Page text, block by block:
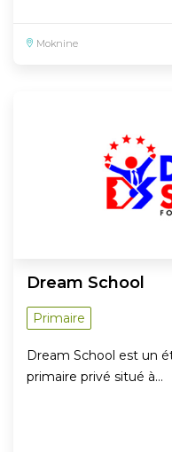
Moknine
Dream School
Primaire
Dream School est un
primaire privé situé à…